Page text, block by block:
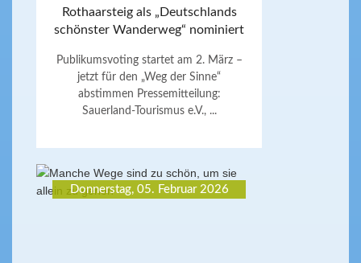
Rothaarsteig als „Deutschlands
schönster Wanderweg“ nominiert
Publikumsvoting startet am 2. März –
jetzt für den „Weg der Sinne“
abstimmen Pressemitteilung:
Sauerland-Tourismus e.V., ...
Donnerstag, 05. Februar 2026